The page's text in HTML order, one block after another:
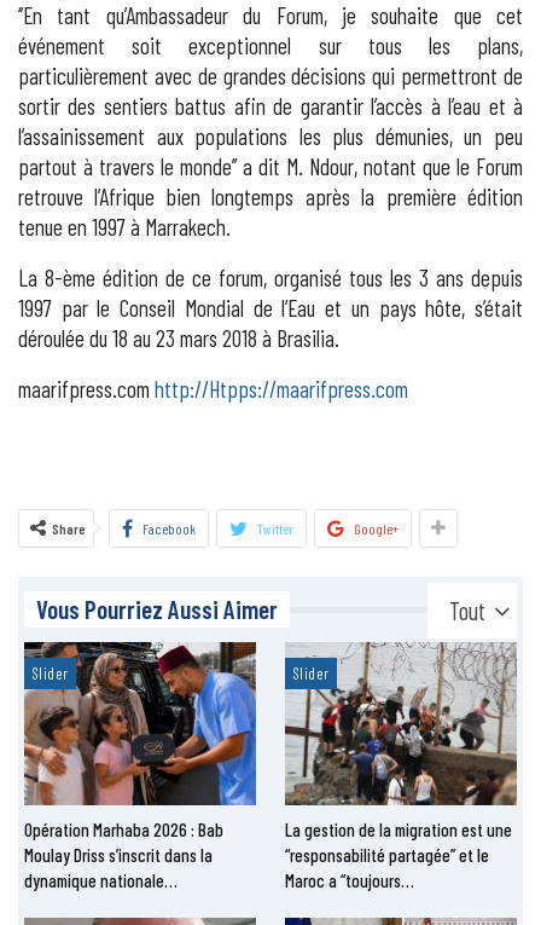
‘’En tant qu’Ambassadeur du Forum, je souhaite que cet
événement soit exceptionnel sur tous les plans,
particulièrement avec de grandes décisions qui permettront de
sortir des sentiers battus afin de garantir l’accès à l’eau et à
l’assainissement aux populations les plus démunies, un peu
partout à travers le monde’’ a dit M. Ndour, notant que le Forum
retrouve l’Afrique bien longtemps après la première édition
tenue en 1997 à Marrakech.
La 8-ème édition de ce forum, organisé tous les 3 ans depuis
1997 par le Conseil Mondial de l’Eau et un pays hôte, s’était
déroulée du 18 au 23 mars 2018 à Brasilia.
maarifpress.com http://Htpps://maarifpress.com
Share Facebook Twitter Google+
Tout
Vous Pourriez Aussi Aimer
Slider
Opération Marhaba 2026 : Bab
Moulay Driss s’inscrit dans la
dynamique nationale…
Slider
La gestion de la migration est une
“responsabilité partagée” et le
Maroc a “toujours…